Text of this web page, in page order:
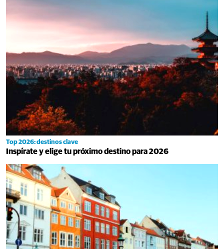
Top 2026: destinos clave
Inspírate y elige tu próximo destino para 2026